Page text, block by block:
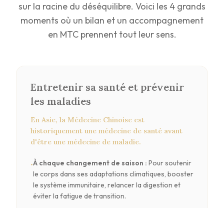
sur la racine du déséquilibre. Voici les 4 grands
moments où un bilan et un accompagnement
en MTC prennent tout leur sens.
Entretenir sa santé et prévenir
les maladies
En Asie, la Médecine Chinoise est
historiquement une médecine de santé avant
d'être une médecine de maladie.
•À chaque changement de saison : Pour soutenir
le corps dans ses adaptations climatiques, booster
le système immunitaire, relancer la digestion et
éviter la fatigue de transition.